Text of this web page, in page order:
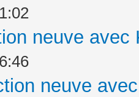
neuve avec
neuve